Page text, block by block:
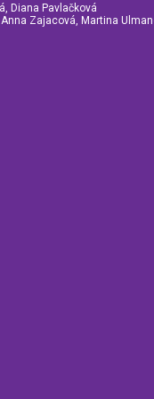
Diana Pavlačková
Zajacová, Martina